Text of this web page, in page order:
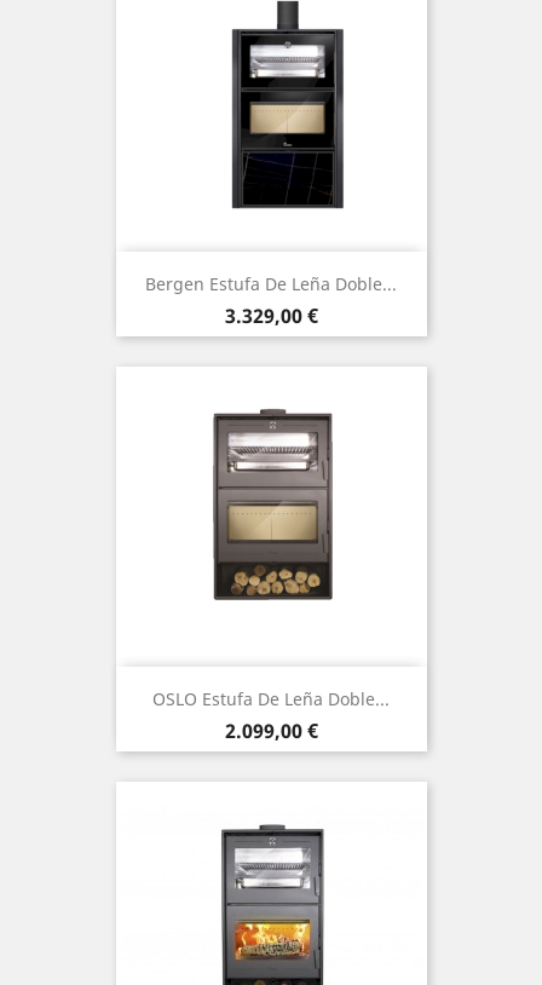
Bergen Estufa De Leña Doble...
Precio
3.329,00 €
OSLO Estufa De Leña Doble...
Precio
2.099,00 €